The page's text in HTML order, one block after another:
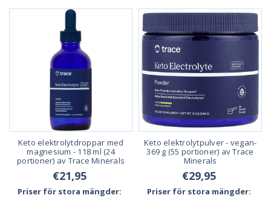
Keto elektrolytdroppar med
magnesium - 118 ml (24
portioner) av Trace Minerals
€21,95
Priser för stora mängder:
Keto elektrolytpulver - vegan-
369 g (55 portioner) av Trace
Minerals
€29,95
Priser för stora mängder: